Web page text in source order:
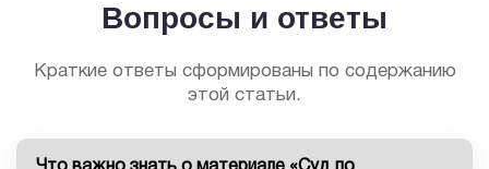
Вопросы и ответы
Краткие ответы сформированы по содержанию
этой статьи.